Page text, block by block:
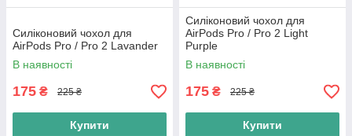
Силіконовий чохол для
AirPods Pro / Pro 2 Lavander
В наявності
175 ₴ 225 ₴
Купити
Силіконовий чохол для
AirPods Pro / Pro 2 Light
Purple
В наявності
175 ₴ 225 ₴
Купити